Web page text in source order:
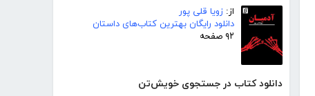
از: زویا قلی پور
دانلود رایگان بهترین کتاب‌های داستان
۹۲ صفحه
دانلود کتاب در جستجوی خویش‌تن